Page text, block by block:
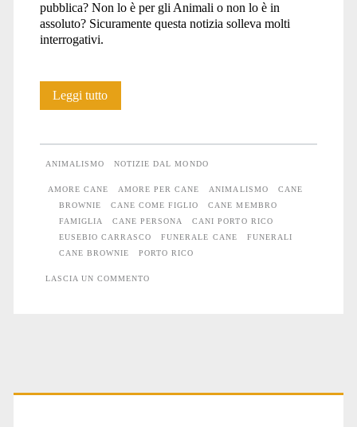
pubblica? Non lo è per gli Animali o non lo è in
assoluto? Sicuramente questa notizia solleva molti
interrogativi.
Leggi tuttoPorto
di
un
ANIMALISMO NOTIZIE DAL MONDO
AMORE CANE AMORE PER CANE ANIMALISMO
CANE
BROWNIE
CANE COME FIGLIO
CANE MEMBRO
FAMIGLIA
CANE PERSONA
CANI PORTO RICO
EUSEBIO CARRASCO
FUNERALE CANE
FUNERALI
CANE BROWNIE
PORTO RICO
LASCIA UN COMMENTO
Primary